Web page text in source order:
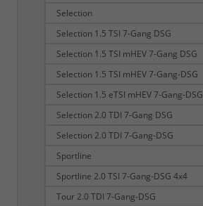
Selection
Selection 1.5 TSI 7-Gang DSG
Selection 1.5 TSI mHEV 7-Gang DSG
Selection 1.5 TSI mHEV 7-Gang-DSG
Selection 1.5 eTSI mHEV 7-Gang-DSG
Selection 2.0 TDI 7-Gang DSG
Selection 2.0 TDI 7-Gang-DSG
Sportline
Sportline 2.0 TSI 7-Gang-DSG 4x4
Tour 2.0 TDI 7-Gang-DSG